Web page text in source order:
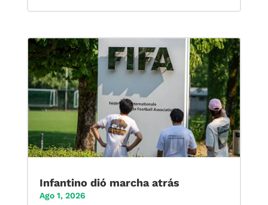
Infantino dió marcha atrás
Ago 1, 2026